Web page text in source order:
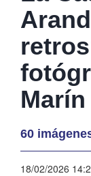
60
18/02/2026